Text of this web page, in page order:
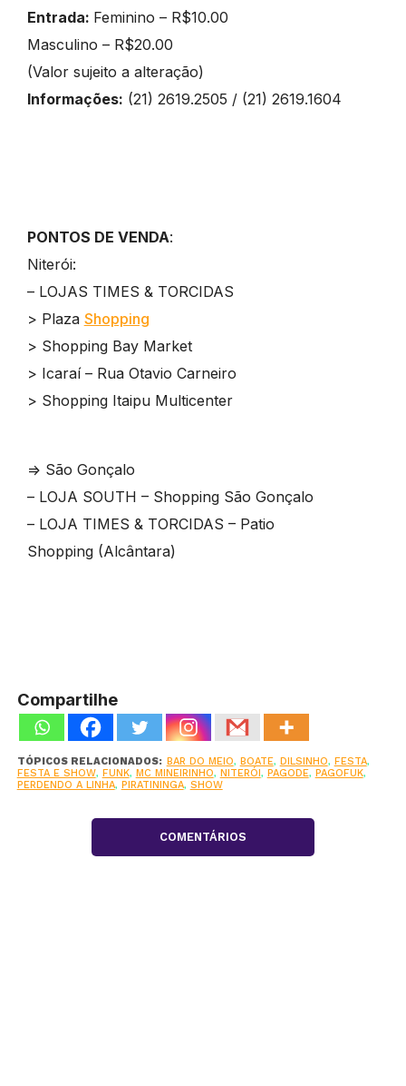
Entrada: Feminino – R$10.00
Masculino – R$20.00
(Valor sujeito a alteração)
Informações: (21) 2619.2505 / (21) 2619.1604
PONTOS DE VENDA:
Niterói:
– LOJAS TIMES & TORCIDAS
> Plaza Shopping
> Shopping Bay Market
> Icaraí – Rua Otavio Carneiro
> Shopping Itaipu Multicenter
=> São Gonçalo
– LOJA SOUTH – Shopping São Gonçalo
– LOJA TIMES & TORCIDAS – Patio
Shopping (Alcântara)
Compartilhe
TÓPICOS RELACIONADOS: BAR DO MEIO, BOATE, DILSINHO, FESTA,
FESTA E SHOW, FUNK, MC MINEIRINHO, NITERÓI, PAGODE, PAGOFUK,
PERDENDO A LINHA, PIRATININGA, SHOW
COMENTÁRIOS